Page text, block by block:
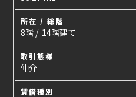
所在 / 総階
8階 / 14階建て
取引態様
仲介
賃借種別